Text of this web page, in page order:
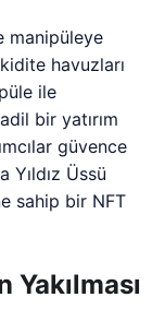
manipüleye
havuzları
ile
bir yatırım
güvence
Yıldız Üssü
sahip bir NFT